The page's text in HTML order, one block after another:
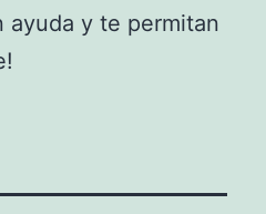
ayuda y te permitan